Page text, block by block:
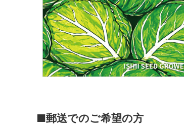
■郵送でのご希望の方